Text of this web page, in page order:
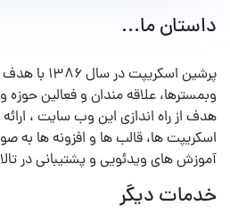
داستان ما...
پرشین
وبمسترها، علاقه مندان و فعالین حوزه
هدف از راه اندازی این وب سایت ،
اسکریپت ها، قالب ها و افزونه ها به
آموزش های ویدئویی و پشتیبانی در
خدمات دیگر